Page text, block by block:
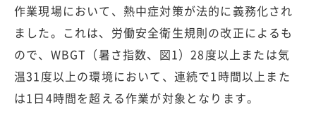
作業現場において、熱中症対策が法的に義務化され
ました。これは、労働安全衛生規則の改正によるも
ので、WBGT（暑さ指数、図1）28度以上または気
温31度以上の環境において、連続で1時間以上また
は1日4時間を超える作業が対象となります。